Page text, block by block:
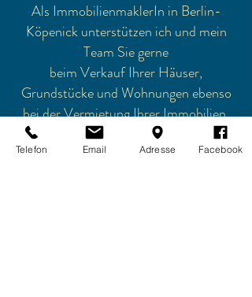
Als ImmobilienmaklerIn in Berlin-
Köpenick unterstützen ich und mein
Team Sie gerne
beim VerkaufIhrer Häuser,
Grundstücke und Wohnungen ebenso
bei der Vermietung Ihrer Immobilien
in Berlin, Brandenburg und an der
Ostsee.
Telefon Email Adresse Facebook